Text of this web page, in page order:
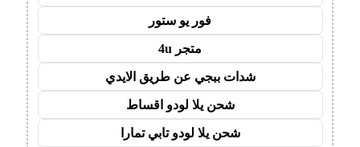
فور يو ستور
متجر 4u
شدات ببجي عن طريق الايدي
شحن يلا لودو اقساط
شحن يلا لودو تابي تمارا